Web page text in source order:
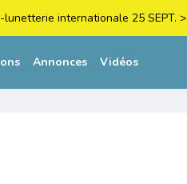
internationale 25 SEPT. >
Annonces Vidéos